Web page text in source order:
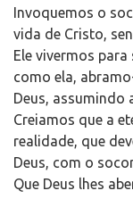
Invoquemos o
vida de Cristo,
Ele vivermos
como ela,
Deus, assumindo
Creiamos que a
realidade, que
Deus, com o
Que Deus lhes